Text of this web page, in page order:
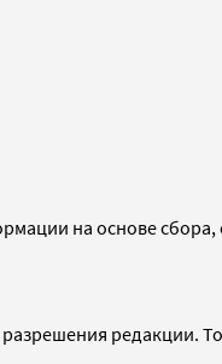
на основе сбора,
редакции.